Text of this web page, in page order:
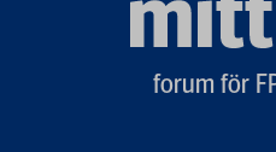
forum för